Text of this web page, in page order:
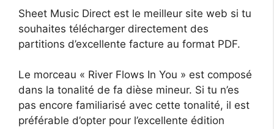
Sheet Music Direct est le meilleur site web si tu
souhaites télécharger directement des
partitions d’excellente facture au format PDF.
Le morceau « River Flows In You » est composé
dans la tonalité de fa dièse mineur. Si tu n’es
pas encore familiarisé avec cette tonalité, il est
préférable d’opter pour l’excellente édition